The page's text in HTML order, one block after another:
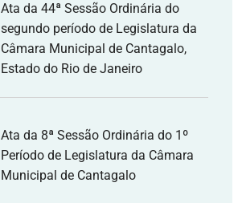
Ata da 44ª Sessão Ordinária do
segundo período de Legislatura da
Câmara Municipal de Cantagalo,
Estado do Rio de Janeiro
Ata da 8ª Sessão Ordinária do 1º
Período de Legislatura da Câmara
Municipal de Cantagalo